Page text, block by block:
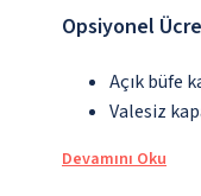
Opsiyonel
Açık büfe
Valesiz
Devamını Oku